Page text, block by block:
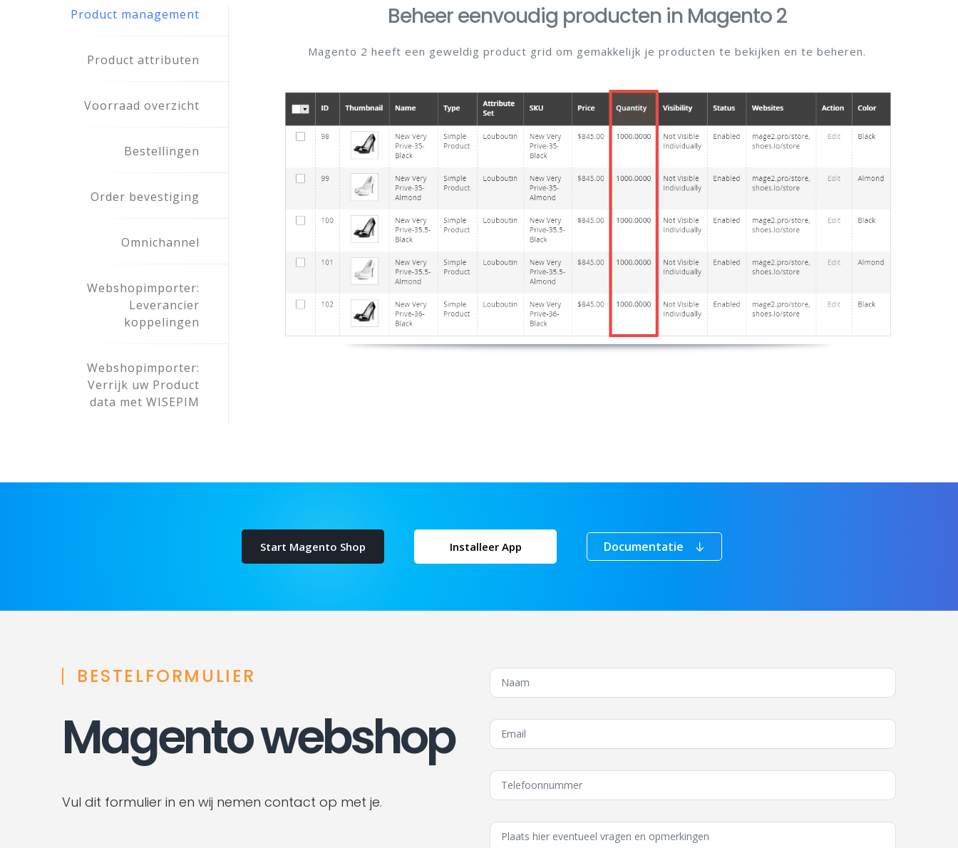
Product management
Product attributen
Voorraad overzicht
Bestellingen
Order bevestiging
Omnichannel
Webshopimporter:
Leverancier
koppelingen
Webshopimporter:
Verrijk uw Product
data met WISEPIM
Beheer eenvoudig producten in Magento 2
Magento 2 heeft een geweldig product grid om gemakkelijk je producten te bekijken en te beheren.
Start Magento Shop Installeer App Documentatie
BESTELFORMULIER
Magento webshop
Vul dit formulier in en wij nemen contact op met je.